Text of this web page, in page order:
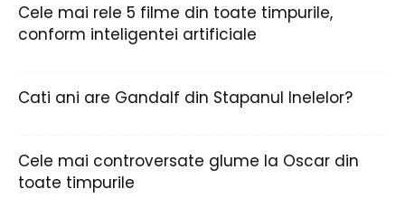
Cele mai rele 5 filme din toate timpurile,
conform inteligentei artificiale
Cati ani are Gandalf din Stapanul Inelelor?
Cele mai controversate glume la Oscar din
toate timpurile